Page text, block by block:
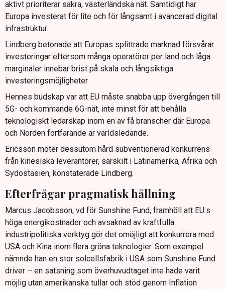
aktivt prioriterar säkra, västerländska nät. Samtidigt har
Europa investerat för lite och för långsamt i avancerad digital
infrastruktur.
Lindberg betonade att Europas splittrade marknad försvårar
investeringar eftersom många operatörer per land och låga
marginaler innebär brist på skala och långsiktiga
investeringsmöjligheter.
Hennes budskap var att EU måste snabba upp övergången till
5G- och kommande 6G-nät, inte minst för att behålla
teknologiskt ledarskap inom en av få branscher där Europa
och Norden fortfarande är världsledande.
Ericsson möter dessutom hård subventionerad konkurrens
från kinesiska leverantörer, särskilt i Latinamerika, Afrika och
Sydostasien, konstaterade Lindberg.
Efterfrågar pragmatisk hållning
Marcus Jacobsson, vd för Sunshine Fund, framhöll att EU:s
höga energikostnader och avsaknad av kraftfulla
industripolitiska verktyg gör det omöjligt att konkurrera med
USA och Kina inom flera gröna teknologier. Som exempel
nämnde han en stor solcellsfabrik i USA som Sunshine Fund
driver – en satsning som överhuvudtaget inte hade varit
möjlig utan amerikanska tullar och stöd genom Inflation